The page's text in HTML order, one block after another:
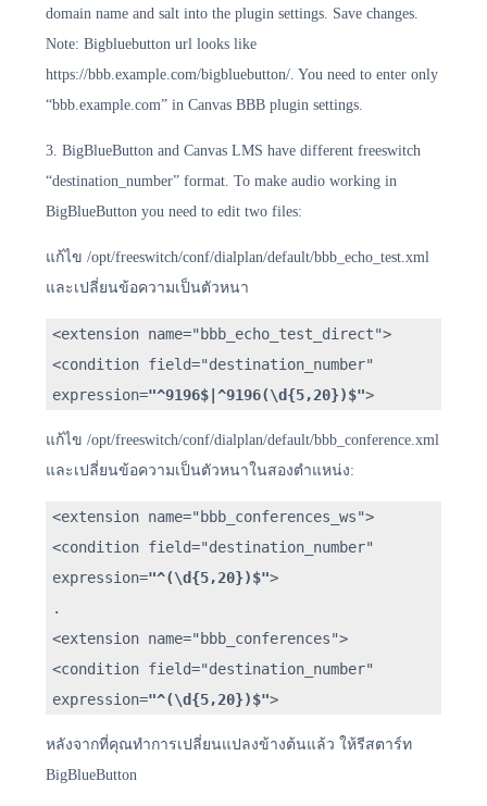
domain name and salt into the plugin settings. Save changes.
Note: Bigbluebutton url looks like
https://bbb.example.com/bigbluebutton/. You need to enter only
“bbb.example.com” in Canvas BBB plugin settings.
3. BigBlueButton and Canvas LMS have different freeswitch
“destination_number” format. To make audio working in
BigBlueButton you need to edit two files:
แก้ไข /opt/freeswitch/conf/dialplan/default/bbb_echo_test.xml
และเปลี่ยนข้อความเป็นตัวหนา
<extension name="bbb_echo_test_direct">
<condition field="destination_number"
expression="^9196$|^9196(\d{5,20})$">
แก้ไข /opt/freeswitch/conf/dialplan/default/bbb_conference.xml
และเปลี่ยนข้อความเป็นตัวหนาในสองตำแหน่ง:
<extension name="bbb_conferences_ws">
<condition field="destination_number"
expression="^(\d{5,20})$">
.
<extension name="bbb_conferences">
<condition field="destination_number"
expression="^(\d{5,20})$">
หลังจากที่คุณทำการเปลี่ยนแปลงข้างต้นแล้ว ให้รีสตาร์ท
BigBlueButton